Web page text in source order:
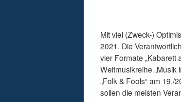
Mit viel (Zweck-)
2021. Die
vier Formate „Kabarett
Weltmusikreihe „Musik
„Folk & Fools“ am
sollen die meisten